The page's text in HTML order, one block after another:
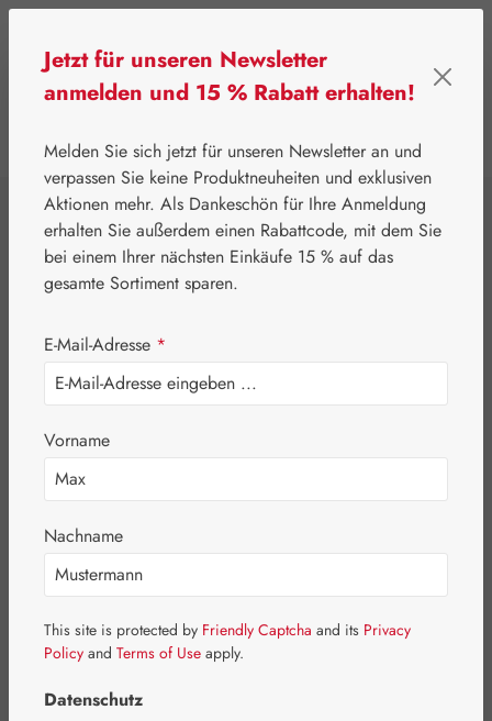
Pater Severin Naturprodukte Schönheit & Pflege
Windsalbe
Bildergalerie überspringen
Jetzt für unseren Newsletter
anmelden und 15 % Rabatt erhalten!
Melden Sie sich jetzt für unseren Newsletter an und
verpassen Sie keine Produktneuheiten und exklusiven
Aktionen mehr. Als Dankeschön für Ihre Anmeldung
erhalten Sie außerdem einen Rabattcode, mit dem Sie
bei einem Ihrer nächsten Einkäufe 15 % auf das
gesamte Sortiment sparen.
E-Mail-Adresse *
Vorname
Nachname
This site is protected by Friendly Captcha and its Privacy
Policy and Terms of Use apply.
Datenschutz